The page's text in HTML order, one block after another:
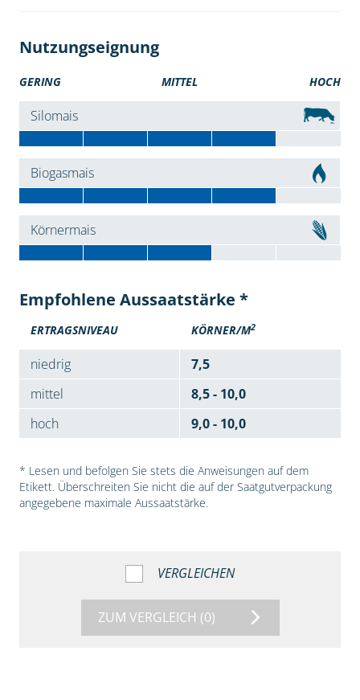
Nutzungseignung
GERING MITTEL HOCH
Silomais
Biogasmais
Körnermais
Empfohlene Aussaatstärke *
ERTRAGSNIVEAU KÖRNER/M2
niedrig
7,5
mittel
8,5 - 10,0
hoch
9,0 - 10,0
* Lesen und befolgen Sie stets die Anweisungen auf dem
Etikett. Überschreiten Sie nicht die auf der Saatgutverpackung
angegebene maximale Aussaatstärke.
VERGLEICHEN
ZUM VERGLEICH (0)